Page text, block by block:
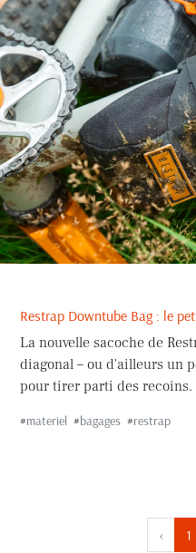
Restrap Downtube Bag : le
La nouvelle sacoche de
diagonal – ou d'ailleurs un
pour tirer parti des recoins.
#materiel #bagages #restrap
‹ 1